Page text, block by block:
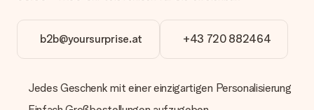
Wie kann ich meine Bestellung bezahlen?
Wir bieten die folgenden Zahlungsoptionen an: Vorauskasse
mit normaler Überweisung, Sofortüberweisung, Paypal,
Kreditkarte oder auf Rechnung über Klarna. Bei einer
Geschenks jedoch um 3 Werktage.
b2b@yoursurprise.at +43 720 882464
Jedes Geschenk mit einer einzigartigen Personalisierung